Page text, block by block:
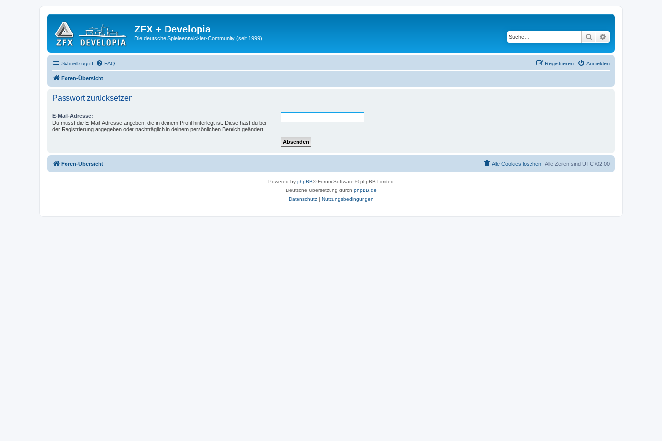
ZFX + Developia
Die deutsche Spieleentwickler-Community (seit 1999). Suche
Schnellzugriff FAQ Anmelden
Registrieren
Foren-Übersicht
Passwort zurücksetzen
E-Mail-Adresse:
Du musst die E-Mail-Adresse angeben, die in deinem Profil hinterlegt ist. Diese hast du bei
der Registrierung angegeben oder nachträglich in deinem persönlichen Bereich geändert.
Foren-Übersicht Alle Zeiten sind UTC+02:00
Alle Cookies löschen
Powered by phpBB® Forum Software © phpBB Limited
Deutsche Übersetzung durch phpBB.de
Datenschutz| Nutzungsbedingungen